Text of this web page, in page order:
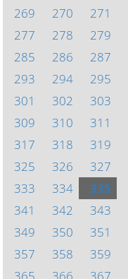
269
270 271
277
278 279
285
286 287
293
294 295
301
302 303
309
310 311
317
318 319
325
326 327
333
334 335
341
342 343
349
350 351
357
358 359